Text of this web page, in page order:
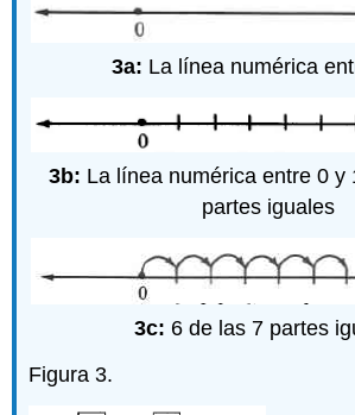
3a: La línea numérica
3b: La línea numérica entre 0 y
partes iguales
3c: 6 de las 7 partes
Figura 3.